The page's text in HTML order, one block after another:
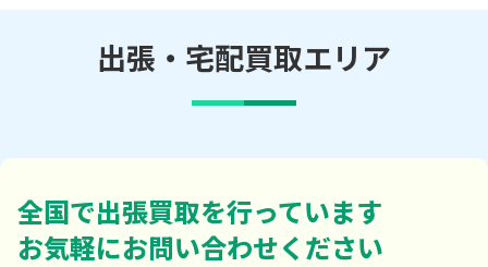
出張・宅配買取エリア
全国で出張買取を行っています
お気軽にお問い合わせください